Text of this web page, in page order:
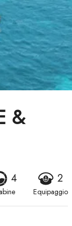
&
4 2
Equipaggio